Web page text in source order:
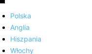
Polska
Anglia
Hiszpania
Włochy